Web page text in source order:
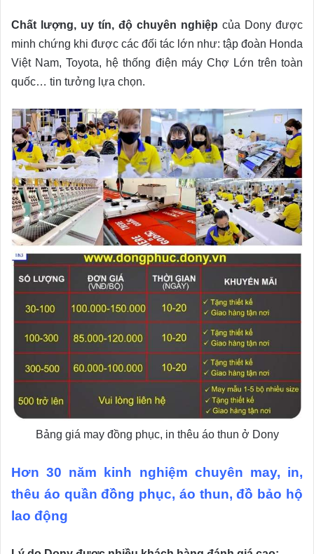
Chất lượng, uy tín, độ chuyên nghiệp của Dony được
minh chứng khi được các đối tác lớn như: tập đoàn Honda
Việt Nam, Toyota, hệ thống điện máy Chợ Lớn trên toàn
quốc… tin tưởng lựa chọn.
Bảng giá may đồng phục, in thêu áo thun ở Dony
Hơn 30 năm kinh nghiệm chuyên may, in,
thêu áo quần đồng phục, áo thun, đồ bảo hộ
lao động